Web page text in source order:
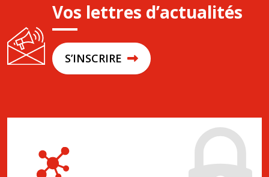
Vos lettres d’actualités
S’INSCRIRE